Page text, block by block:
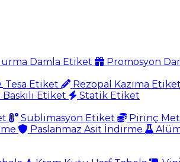
Damla Etiket Promosyon
Tesa Etiket Rezopal Kazıma Etiket
Etiket
Statik Etiket
Sublimasyon Etiket Pirinç
Paslanmaz Asit İndirme